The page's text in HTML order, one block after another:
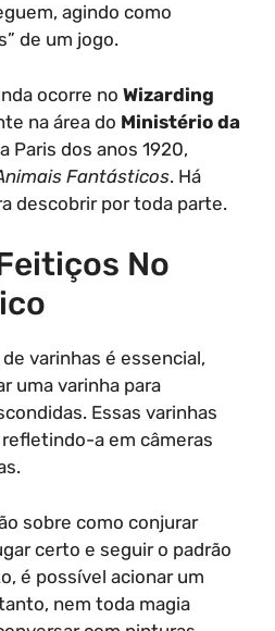
agindo como
de um jogo.
ocorre no Wizarding
na área do Ministério da
Paris dos anos 1920,
Fantásticos. Há
descobrir por toda parte.
No
varinhas é essencial,
uma varinha para
Essas varinhas
a em câmeras
sobre como conjurar
certo e seguir o padrão
é possível acionar um
nem toda magia